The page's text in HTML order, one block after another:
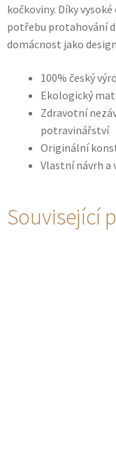
kočkoviny. Díky
potřebu protahování
domácnost jako
100% český
Ekologický
Zdravotní
potravinářství
Originální
Vlastní návrh a
Související